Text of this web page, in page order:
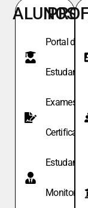
ALUNOS
Portal do
Estudante
Exames de
Certificação
Estudante
Monitor